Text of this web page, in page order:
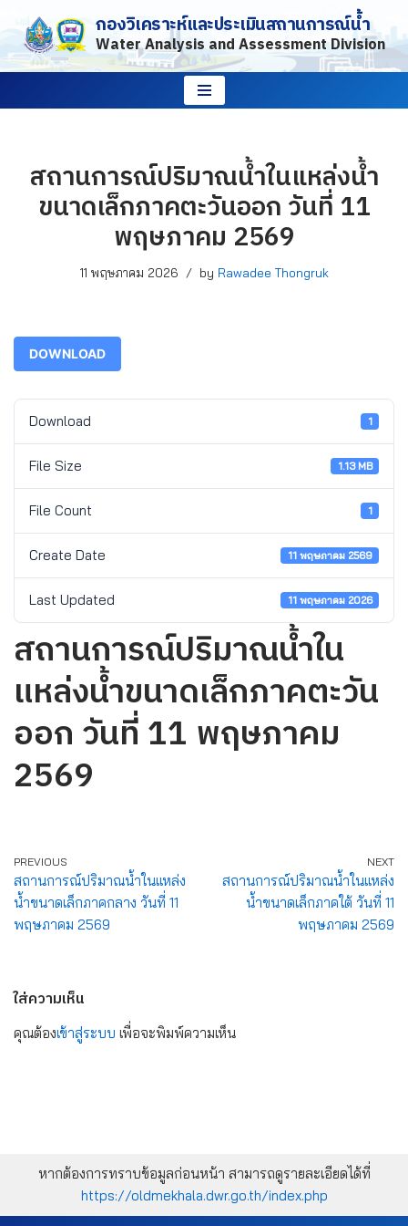
Skip
to
กองวิเคราะห์และประเมินสถานการณ์น้ำ
Water Analysis and Assessment Division
สถานการณ์ปริมาณน้ำในแหล่งน้ำ
ขนาดเล็กภาคตะวันออก วันที่ 11
พฤษภาคม 2569
11 พฤษภาคม 2026 by Rawadee Thongruk
DOWNLOAD
Download 1
File Size 1.13 MB
File Count 1
Create Date 11 พฤษภาคม 2569
Last Updated 11 พฤษภาคม 2026
สถานการณ์ปริมาณน้ำใน
แหล่งน้ำขนาดเล็กภาคตะวัน
ออก วันที่ 11 พฤษภาคม
2569
PREVIOUS
สถานการณ์ปริมาณน้ำในแหล่ง
น้ำขนาดเล็กภาคกลาง วันที่ 11
พฤษภาคม 2569
NEXT
สถานการณ์ปริมาณน้ำในแหล่ง
น้ำขนาดเล็กภาคใต้ วันที่ 11
พฤษภาคม 2569
ใส่ความเห็น
คุณต้องเข้าสู่ระบบ เพื่อจะพิมพ์ความเห็น
หากต้องการทราบข้อมูลก่อนหน้า สามารถดูรายละเอียดได้ที่
https://oldmekhala.dwr.go.th/index.php